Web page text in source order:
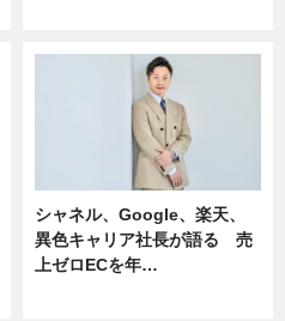
シャネル、Google、楽天、
異色キャリア社長が語る 売
上ゼロECを年…